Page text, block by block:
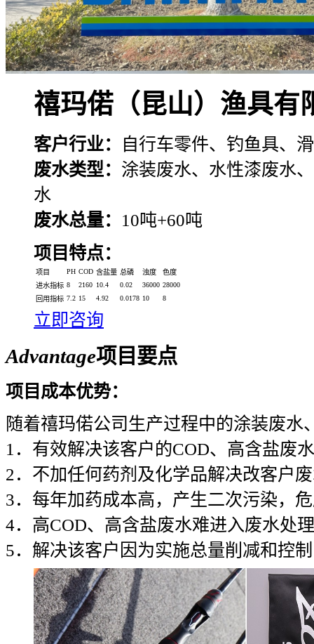
禧玛偌（昆山）渔具有
客户行业：
自行车零件、钓鱼具、
废水类型： 涂装废水、水性漆废水
水
废水总量： 10吨+60吨
项目特点：
项目 PH COD 含盐量 总磷 浊度
色度
进水指标 8 2160 10.4 0.02 36000 28000
回用指标 7.2 15 4.92 0.0178 10 8
立即咨询
Advantage项目要点
项目成本优势：
随着禧玛偌公司生产过程中的涂装废
1．有效解决该客户的COD、高含盐废
2．不加任何药剂及化学品解决改客户
3．每年加药成本高，产生二次污染，
4．高COD、高含盐废水难进入废水处
5．解决该客户因为实施总量削减和控